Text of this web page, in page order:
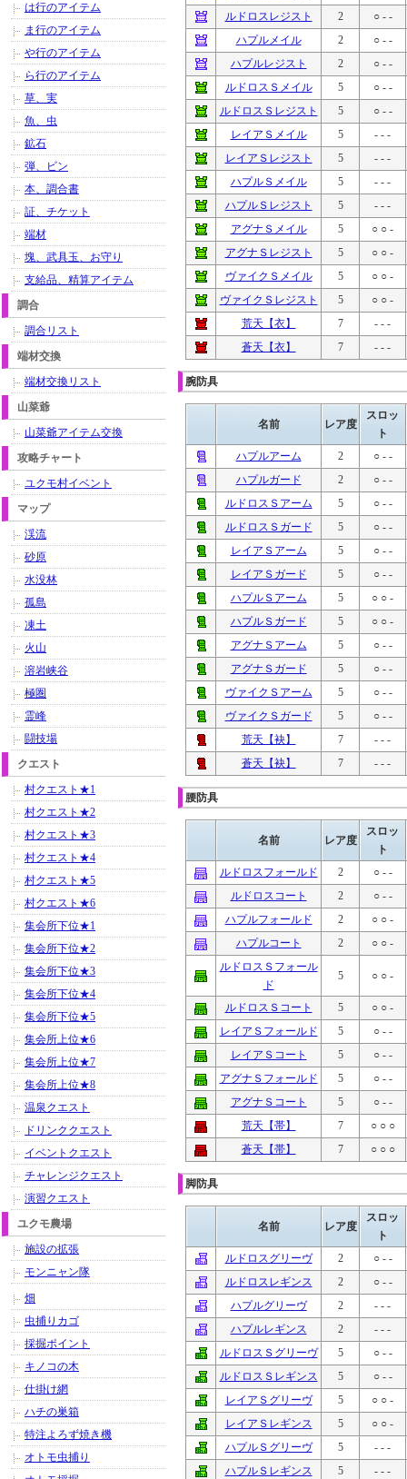
ルドロスレジスト
2
○ - -
ハプルメイル
2
○ - -
ハプルレジスト
2
○ - -
ルドロスＳメイル
5
○ - -
ルドロスＳレジスト
5
○ - -
レイアＳメイル
5
- - -
レイアＳレジスト
5
- - -
ハプルＳメイル
5
- - -
ハプルＳレジスト
5
- - -
アグナＳメイル
5
○ ○ -
アグナＳレジスト
5
○ ○ -
ヴァイクＳメイル
5
○ ○ -
ヴァイクＳレジスト
5
○ ○ -
荒天【衣】
7
- - -
蒼天【衣】
7 - - -
腕防具
名前 レア度
スロッ
ト
ハプルアーム
2
○ - -
ハプルガード
2
○ - -
ルドロスＳアーム
5
○ - -
ルドロスＳガード
5
○ - -
レイアＳアーム
5
○ - -
レイアＳガード
5
○ - -
ハプルＳアーム
5
○ ○ -
ハプルＳガード
5
○ ○ -
アグナＳアーム
5
○ - -
アグナＳガード
5
○ - -
ヴァイクＳアーム
5
○ - -
ヴァイクＳガード
5
○ - -
荒天【袂】
7
- - -
蒼天【袂】
7 - - -
腰防具
名前 レア度
スロッ
ト
ルドロスフォールド
2
○ - -
ルドロスコート
2
○ - -
ハプルフォールド
2
○ ○ -
ハプルコート
2
○ ○ -
ルドロスＳフォール
ド
5 ○ ○ -
ルドロスＳコート 5
○ ○ -
レイアＳフォールド
5
○ - -
レイアＳコート
5
○ - -
アグナＳフォールド
5
○ - -
アグナＳコート
5
○ - -
荒天【帯】
7
○ ○ ○
蒼天【帯】
7 ○ ○ ○
脚防具
名前 レア度
スロッ
ト
ルドロスグリーヴ
2
○ - -
ルドロスレギンス
2
○ - -
ハプルグリーヴ
2
- - -
ハプルレギンス
2
- - -
ルドロスＳグリーヴ
5
○ - -
ルドロスＳレギンス
5
○ - -
レイアＳグリーヴ
5
○ ○ -
レイアＳレギンス
5
○ ○ -
ハプルＳグリーヴ
5
- - -
ハプルＳレギンス
5 - - -
は行のアイテム
ま行のアイテム
や行のアイテム
ら行のアイテム
草、実
魚、虫
鉱石
弾、ビン
本、調合書
証、チケット
端材
塊、武具玉、お守り
支給品、精算アイテム
調合
調合リスト
端材交換
端材交換リスト
山菜爺
山菜爺アイテム交換
攻略チャート
ユクモ村イベント
マップ
渓流
砂原
水没林
孤島
凍土
火山
溶岩峡谷
極圏
霊峰
闘技場
クエスト
村クエスト★1
村クエスト★2
村クエスト★3
村クエスト★4
村クエスト★5
村クエスト★6
集会所下位★1
集会所下位★2
集会所下位★3
集会所下位★4
集会所下位★5
集会所上位★6
集会所上位★7
集会所上位★8
温泉クエスト
ドリンククエスト
イベントクエスト
チャレンジクエスト
演習クエスト
ユクモ農場
施設の拡張
モンニャン隊
畑
虫捕りカゴ
採掘ポイント
キノコの木
仕掛け網
ハチの巣箱
特注よろず焼き機
オトモ虫捕り